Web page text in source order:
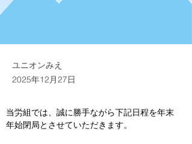
ユニオンみえ
2025年12月27日
当労組では、誠に勝手ながら下記日程を年末
年始閉局とさせていただきます。